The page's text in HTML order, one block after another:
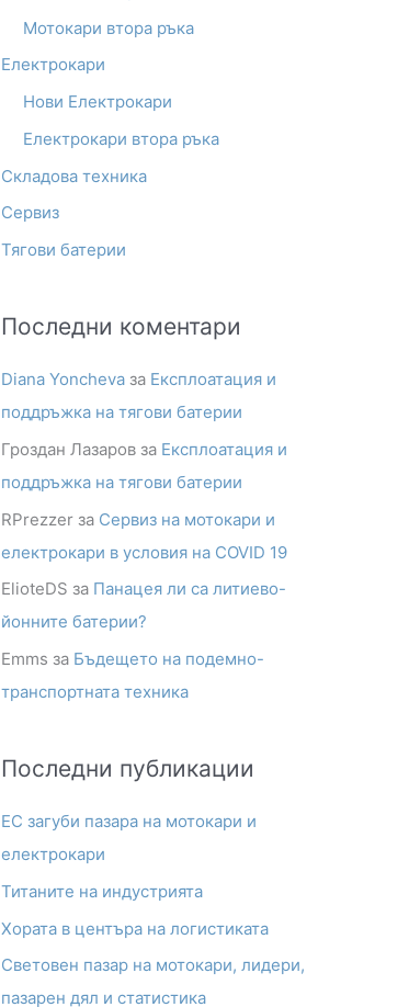
f
Мотокари втора ръка
Електрокари
Нови Електрокари
Електрокари втора ръка
Складова техника
Сервиз
Тягови батерии
Последни коментари
Diana Yoncheva за Експлоатация и
поддръжка на тягови батерии
Гроздан Лазаров за Експлоатация и
поддръжка на тягови батерии
RPrezzer за Сервиз на мотокари и
електрокари в условия на COVID 19
ElioteDS за Панацея ли са литиево-
йонните батерии?
Emms за Бъдещето на подемно-
транспортната техника
Последни публикации
ЕС загуби пазара на мотокари и
електрокари
Титаните на индустрията
Хората в центъра на логистиката
Световен пазар на мотокари, лидери,
пазарен дял и статистика